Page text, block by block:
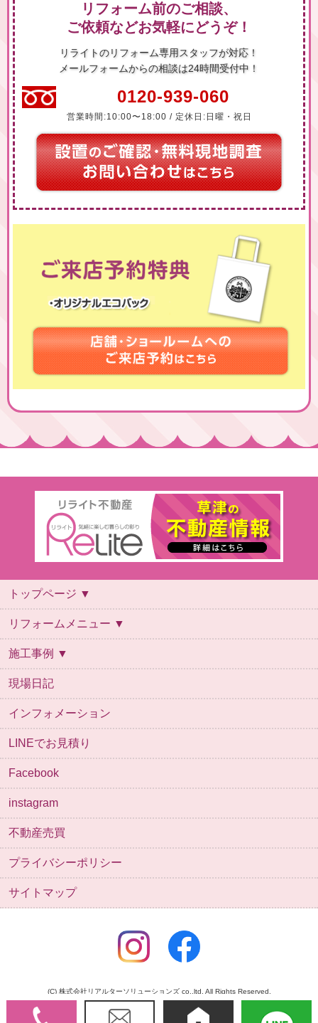
リフォーム前のご相談、
ご依頼などお気軽にどうぞ！
リライトのリフォーム専用スタッフが対応！
メールフォームからの相談は24時間受付中！
0120-939-060
営業時間:10:00〜18:00 / 定休日:日曜・祝日
トップページ ▼
トップページ
会社概要
スタッフ紹介
ご利用案内
よくあるご質問
リフォームの流れ
保証について
お問い合わせ
ご来店予約
リフォームメニュー ▼
リフォームメニュー
キッチン
お風呂
トイレ
洗面台
施工事例 ▼
施工事例
お風呂
キッチン
デザインリフォーム
トイレ
リビング・内装
全面改装
外壁
外構
洗面
給湯器
自然素材
その他
現場日記
インフォメーション
LINEでお見積り
Facebook
instagram
不動産売買
プライバシーポリシー
サイトマップ
(C) 株式会社リアルターソリューションズ co.,ltd. All Rights Reserved.